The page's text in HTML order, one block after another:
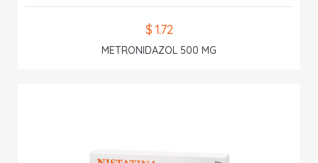
$ 1.72
METRONIDAZOL 500 MG